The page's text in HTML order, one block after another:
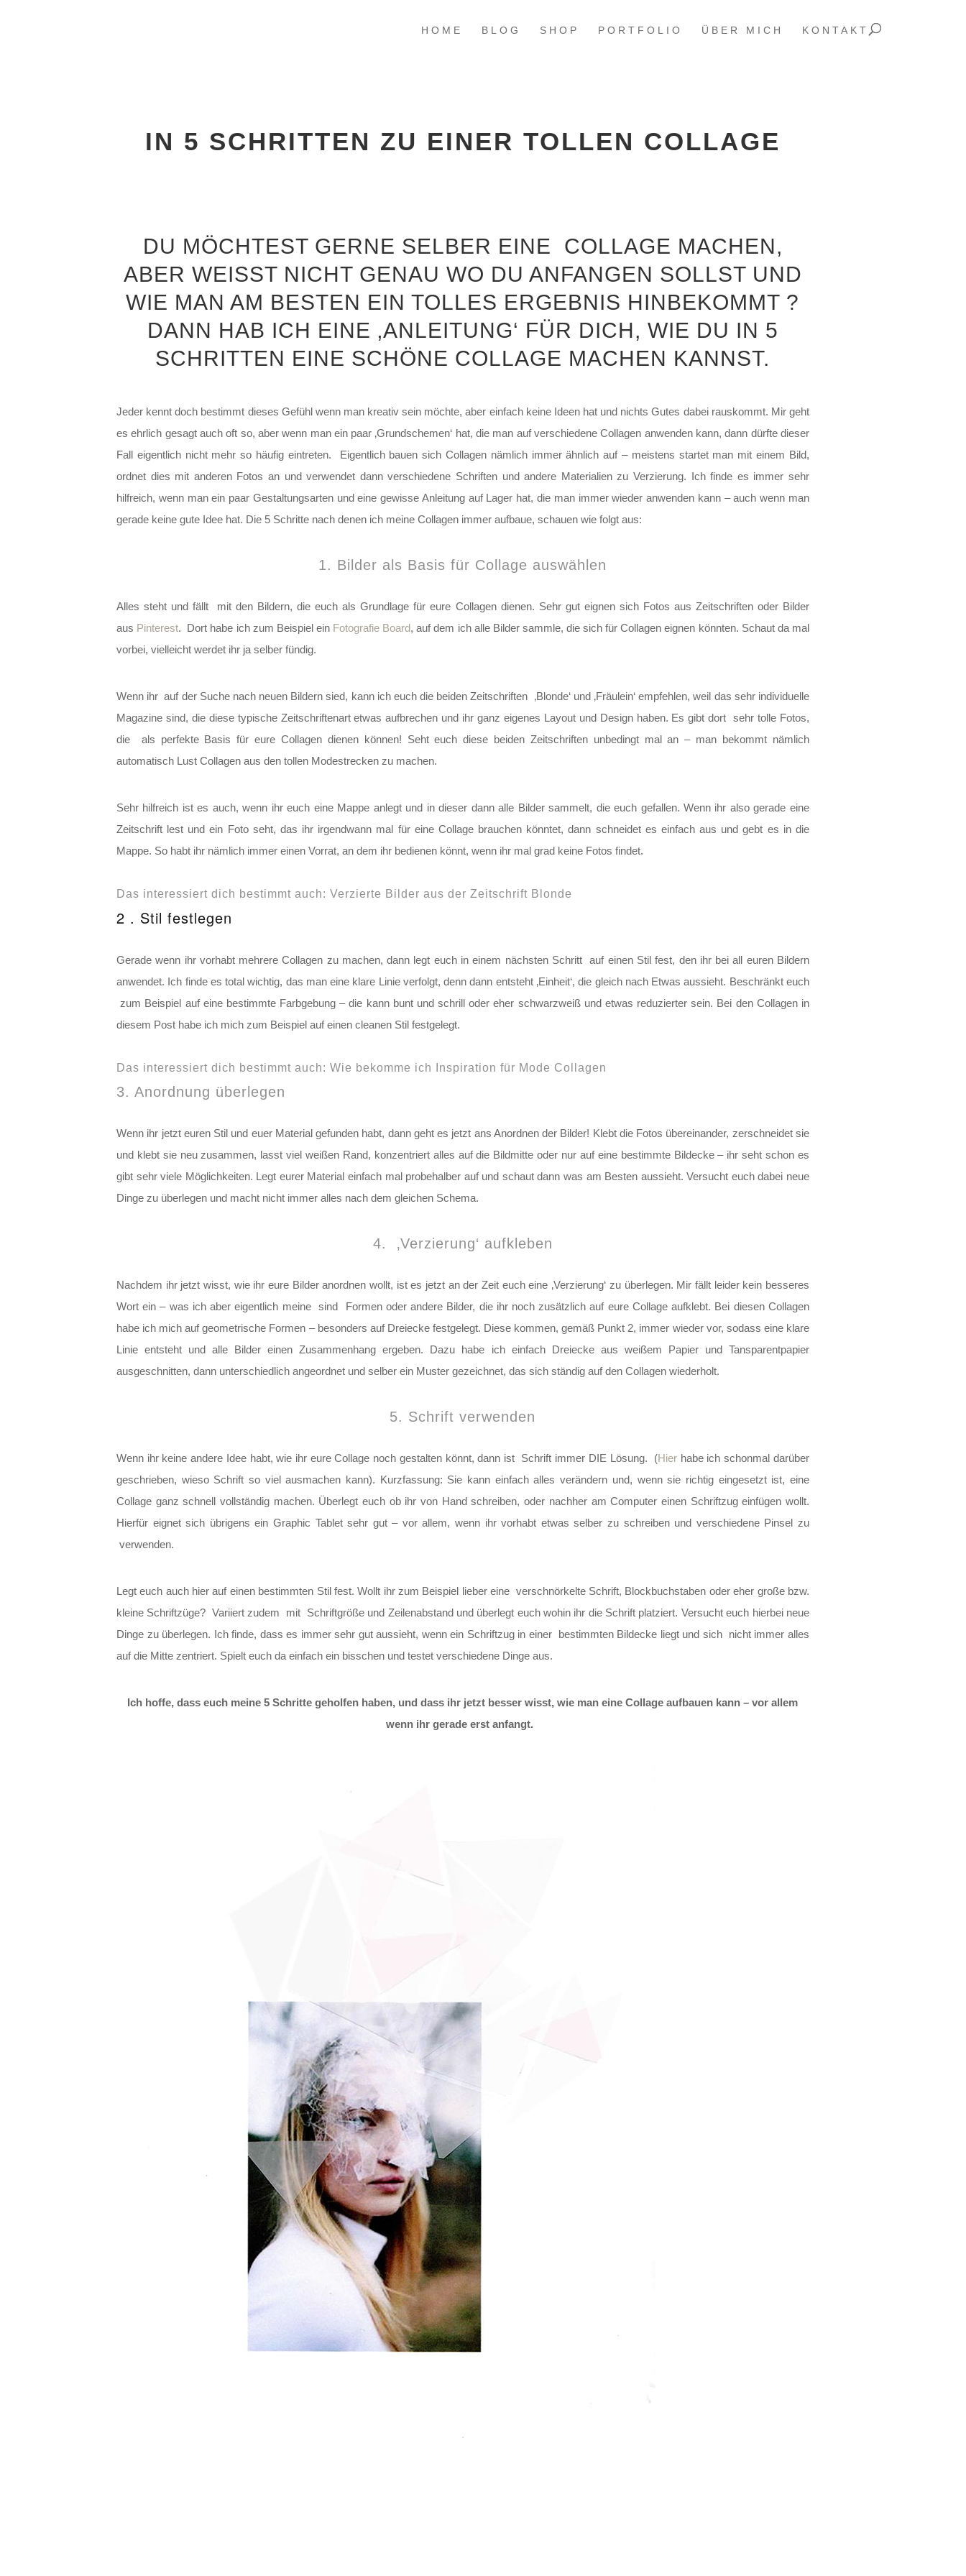
HOME BLOG SHOP PORTFOLIO ÜBER MICH KONTAKT
IN 5 SCHRITTEN ZU EINER TOLLEN COLLAGE
DU MÖCHTEST GERNE SELBER EINE COLLAGE MACHEN,
ABER WEISST NICHT GENAU WO DU ANFANGEN SOLLST UND W
IE MAN AM BESTEN EIN TOLLES ERGEBNIS HINBEKOMMT ? D
ANN HAB ICH EINE ‚ANLEITUNG‘ FÜR DICH, WIE DU IN 5 S
CHRITTEN EINE SCHÖNE COLLAGE MACHEN KANNST.
Jeder kennt doch bestimmt dieses Gefühl wenn man kreativ sein möchte, aber einfach keine Ideen hat und nichts Gutes dabei rauskommt. Mir geht
es ehrlich gesagt auch oft so, aber wenn man ein paar ‚Grundschemen‘ hat, die man auf verschiedene Collagen anwenden kann, dann dürfte dieser
Fall eigentlich nicht mehr so häufig eintreten. Eigentlich bauen sich Collagen nämlich immer ähnlich auf – meistens startet man mit einem Bild,
ordnet dies mit anderen Fotos an und verwendet dann verschiedene Schriften und andere Materialien zu Verzierung. Ich finde es immer sehr
hilfreich, wenn man ein paar Gestaltungsarten und eine gewisse Anleitung auf Lager hat, die man immer wieder anwenden kann – auch wenn man
gerade keine gute Idee hat. Die 5 Schritte nach denen ich meine Collagen immer aufbaue, schauen wie folgt aus:
1. Bilder als Basis für Collage auswählen
Alles steht und fällt mit den Bildern, die euch als Grundlage für eure Collagen dienen. Sehr gut eignen sich Fotos aus Zeitschriften oder Bilder
aus Pinterest. Dort habe ich zum Beispiel ein Fotografie Board, auf dem ich alle Bilder sammle, die sich für Collagen eignen könnten. Schaut da mal
vorbei, vielleicht werdet ihr ja selber fündig.
Wenn ihr auf der Suche nach neuen Bildern sied, kann ich euch die beiden Zeitschriften ‚Blonde‘ und ‚Fräulein‘ empfehlen, weil das sehr individuelle
Magazine sind, die diese typische Zeitschriftenart etwas aufbrechen und ihr ganz eigenes Layout und Design haben. Es gibt dort sehr tolle Fotos,
die als perfekte Basis für eure Collagen dienen können! Seht euch diese beiden Zeitschriften unbedingt mal an – man bekommt nämlich
automatisch Lust Collagen aus den tollen Modestrecken zu machen.
Sehr hilfreich ist es auch, wenn ihr euch eine Mappe anlegt und in dieser dann alle Bilder sammelt, die euch gefallen. Wenn ihr also gerade eine
Zeitschrift lest und ein Foto seht, das ihr irgendwann mal für eine Collage brauchen könntet, dann schneidet es einfach aus und gebt es in die
Mappe. So habt ihr nämlich immer einen Vorrat, an dem ihr bedienen könnt, wenn ihr mal grad keine Fotos findet.
Das interessiert dich bestimmt auch: Verzierte Bilder aus der Zeitschrift Blonde
2 . Stil festlegen
Gerade wenn ihr vorhabt mehrere Collagen zu machen, dann legt euch in einem nächsten Schritt auf einen Stil fest, den ihr bei all euren Bildern
anwendet. Ich finde es total wichtig, das man eine klare Linie verfolgt, denn dann entsteht ‚Einheit‘, die gleich nach Etwas aussieht. Beschränkt euch
zum Beispiel auf eine bestimmte Farbgebung – die kann bunt und schrill oder eher schwarzweiß und etwas reduzierter sein. Bei den Collagen in
diesem Post habe ich mich zum Beispiel auf einen cleanen Stil festgelegt.
Das interessiert dich bestimmt auch: Wie bekomme ich Inspiration für Mode Collagen
3. Anordnung überlegen
Wenn ihr jetzt euren Stil und euer Material gefunden habt, dann geht es jetzt ans Anordnen der Bilder! Klebt die Fotos übereinander, zerschneidet sie
und klebt sie neu zusammen, lasst viel weißen Rand, konzentriert alles auf die Bildmitte oder nur auf eine bestimmte Bildecke – ihr seht schon es
gibt sehr viele Möglichkeiten. Legt eurer Material einfach mal probehalber auf und schaut dann was am Besten aussieht. Versucht euch dabei neue
Dinge zu überlegen und macht nicht immer alles nach dem gleichen Schema.
4. ‚Verzierung‘ aufkleben
Nachdem ihr jetzt wisst, wie ihr eure Bilder anordnen wollt, ist es jetzt an der Zeit euch eine ‚Verzierung‘ zu überlegen. Mir fällt leider kein besseres
Wort ein – was ich aber eigentlich meine sind Formen oder andere Bilder, die ihr noch zusätzlich auf eure Collage aufklebt. Bei diesen Collagen
habe ich mich auf geometrische Formen – besonders auf Dreiecke festgelegt. Diese kommen, gemäß Punkt 2, immer wieder vor, sodass eine klare
Linie entsteht und alle Bilder einen Zusammenhang ergeben. Dazu habe ich einfach Dreiecke aus weißem Papier und Tansparentpapier
ausgeschnitten, dann unterschiedlich angeordnet und selber ein Muster gezeichnet, das sich ständig auf den Collagen wiederholt.
5. Schrift verwenden
Wenn ihr keine andere Idee habt, wie ihr eure Collage noch gestalten könnt, dann ist Schrift immer DIE Lösung. (Hier habe ich schonmal darüber
geschrieben, wieso Schrift so viel ausmachen kann). Kurzfassung: Sie kann einfach alles verändern und, wenn sie richtig eingesetzt ist, eine
Collage ganz schnell vollständig machen. Überlegt euch ob ihr von Hand schreiben, oder nachher am Computer einen Schriftzug einfügen wollt.
Hierfür eignet sich übrigens ein Graphic Tablet sehr gut – vor allem, wenn ihr vorhabt etwas selber zu schreiben und verschiedene Pinsel zu
verwenden.
Legt euch auch hier auf einen bestimmten Stil fest. Wollt ihr zum Beispiel lieber eine verschnörkelte Schrift, Blockbuchstaben oder eher große bzw.
kleine Schriftzüge? Variiert zudem mit Schriftgröße und Zeilenabstand und überlegt euch wohin ihr die Schrift platziert. Versucht euch hierbei neue
Dinge zu überlegen. Ich finde, dass es immer sehr gut aussieht, wenn ein Schriftzug in einer bestimmten Bildecke liegt und sich nicht immer alles
auf die Mitte zentriert. Spielt euch da einfach ein bisschen und testet verschiedene Dinge aus.
Ich hoffe, dass euch meine 5 Schritte geholfen haben, und dass ihr jetzt besser wisst, wie man eine Collage aufbauen kann – vor allem
wenn ihr gerade erst anfangt.